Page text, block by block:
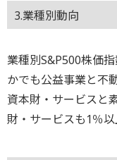
3.業種別動向
業種別S&P500株価
かでも公益事業と不
資本財・サービスと
財・サービスも1％以